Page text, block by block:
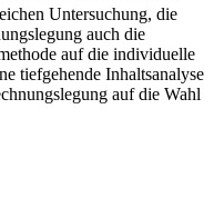
Untersuchung, die
auch die
auf die individuelle
tiefgehende Inhaltsanalyse
auf die Wahl